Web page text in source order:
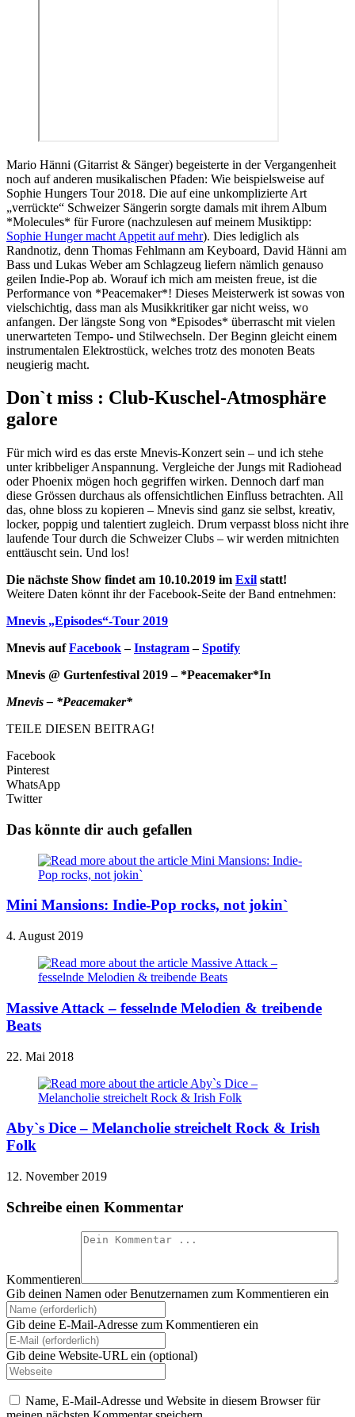
Mario Hänni (Gitarrist & Sänger) begeisterte in der Vergangenheit
noch auf anderen musikalischen Pfaden: Wie beispielsweise auf
Sophie Hungers Tour 2018. Die auf eine unkomplizierte Art
„verrückte“ Schweizer Sängerin sorgte damals mit ihrem Album
*Molecules* für Furore (nachzulesen auf meinem Musiktipp:
Sophie Hunger macht Appetit auf mehr). Dies lediglich als
Randnotiz, denn Thomas Fehlmann am Keyboard, David Hänni am
Bass und Lukas Weber am Schlagzeug liefern nämlich genauso
geilen Indie-Pop ab. Worauf ich mich am meisten freue, ist die
Performance von *Peacemaker*! Dieses Meisterwerk ist sowas von
vielschichtig, dass man als Musikkritiker gar nicht weiss, wo
anfangen. Der längste Song von *Episodes* überrascht mit vielen
unerwarteten Tempo- und Stilwechseln. Der Beginn gleicht einem
instrumentalen Elektrostück, welches trotz des monoten Beats
neugierig macht.
Don`t miss : Club-Kuschel-Atmosphäre
galore
Für mich wird es das erste Mnevis-Konzert sein – und ich stehe
unter kribbeliger Anspannung. Vergleiche der Jungs mit Radiohead
oder Phoenix mögen hoch gegriffen wirken. Dennoch darf man
diese Grössen durchaus als offensichtlichen Einfluss betrachten. All
das, ohne bloss zu kopieren – Mnevis sind ganz sie selbst, kreativ,
locker, poppig und talentiert zugleich. Drum verpasst bloss nicht ihre
laufende Tour durch die Schweizer Clubs – wir werden mitnichten
enttäuscht sein. Und los!
Die nächste Show findet am 10.10.2019 im Exil statt!
Weitere Daten könnt ihr der Facebook-Seite der Band entnehmen:
Mnevis „Episodes“-Tour 2019
Mnevis aufFacebook–Instagram–Spotify
Mnevis @ Gurtenfestival 2019 – *Peacemaker*In
Mnevis – *Peacemaker*
TEILE DIESEN BEITRAG!
Facebook
Pinterest
WhatsApp
Twitter
Das könnte dir auch gefallen
Mini Mansions: Indie-Pop rocks, not jokin`
4. August 2019
Massive Attack – fesselnde Melodien & treibende
Beats
22. Mai 2018
Aby`s Dice – Melancholie streichelt Rock & Irish
Folk
12. November 2019
Schreibe einen Kommentar
Kommentieren
Gib deinen Namen oder Benutzernamen zum Kommentieren ein
Gib deine E-Mail-Adresse zum Kommentieren ein
Gib deine Website-URL ein (optional)
Name, E-Mail-Adresse und Website in diesem Browser für